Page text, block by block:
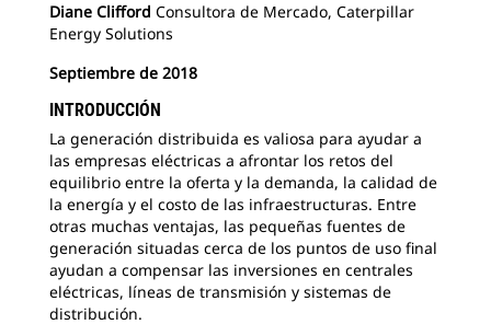
Diane Clifford Consultora de Mercado, Caterpillar
Energy Solutions
Septiembre de 2018
INTRODUCCIÓN
La generación distribuida es valiosa para ayudar a
las empresas eléctricas a afrontar los retos del
equilibrio entre la oferta y la demanda, la calidad de
la energía y el costo de las infraestructuras. Entre
otras muchas ventajas, las pequeñas fuentes de
generación situadas cerca de los puntos de uso final
ayudan a compensar las inversiones en centrales
eléctricas, líneas de transmisión y sistemas de
distribución.